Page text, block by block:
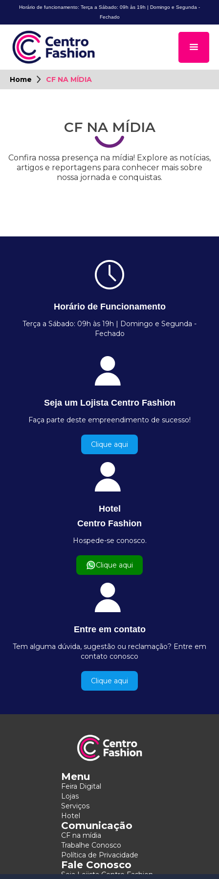
Horário de funcionamento: Terça a Sábado: 09h às 19h | Domingo e Segunda -
Fechado
Home CF NA MÍDIA
CF NA MÍDIA
Confira nossa presença na mídia! Explore as notícias,
artigos e reportagens para conhecer mais sobre
nossa jornada e conquistas.
Horário de Funcionamento
Terça a Sábado: 09h às 19h | Domingo e Segunda -
Fechado
Seja um Lojista Centro Fashion
Faça parte deste empreendimento de sucesso!
Clique aqui
Hotel
Centro Fashion
Hospede-se conosco.
Clique aqui
Entre em contato
Tem alguma dúvida, sugestão ou reclamação? Entre em
contato conosco
Clique aqui
Menu
Feira Digital
Lojas
Serviços
Hotel
Comunicação
CF na mídia
Trabalhe Conosco
Política de Privacidade
Fale Conosco
Seja Lojista Centro Fashion